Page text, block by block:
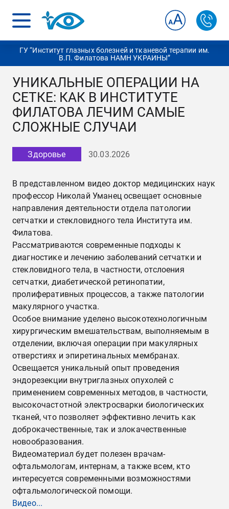
ГУ “Институт глазных болезней и тканевой терапии им.
В.П. Филатова НАМН УКРАИНЫ”
УНИКАЛЬНЫЕ ОПЕРАЦИИ НА
СЕТКЕ: КАК В ИНСТИТУТЕ
ФИЛАТОВА ЛЕЧИМ САМЫЕ
СЛОЖНЫЕ СЛУЧАИ
Здоровье 30.03.2026
В представленном видео доктор медицинских наук
профессор Николай Уманец освещает основные
направления деятельности отдела патологии
сетчатки и стекловидного тела Института им.
Филатова.
Рассматриваются современные подходы к
диагностике и лечению заболеваний сетчатки и
стекловидного тела, в частности, отслоения
сетчатки, диабетической ретинопатии,
пролиферативных процессов, а также патологии
макулярного участка.
Особое внимание уделено высокотехнологичным
хирургическим вмешательствам, выполняемым в
отделении, включая операции при макулярных
отверстиях и эпиретинальных мембранах.
Освещается уникальный опыт проведения
эндорезекции внутриглазных опухолей с
применением современных методов, в частности,
высокочастотной электросварки биологических
тканей, что позволяет эффективно лечить как
доброкачественные, так и злокачественные
новообразования.
Видеоматериал будет полезен врачам-
офтальмологам, интернам, а также всем, кто
интересуется современными возможностями
офтальмологической помощи.
Видео...